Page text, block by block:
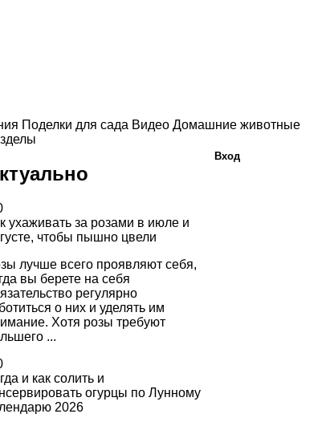
Поделки для сада Видео Домашние животные
ухаживать за розами в июле и
чтобы пышно цвели
лучше всего проявляют себя,
вы берете на себя
регулярно
о них и уделять им
Хотя розы требуют
...
и как солить и
огурцы по Лунному
2026
Вход